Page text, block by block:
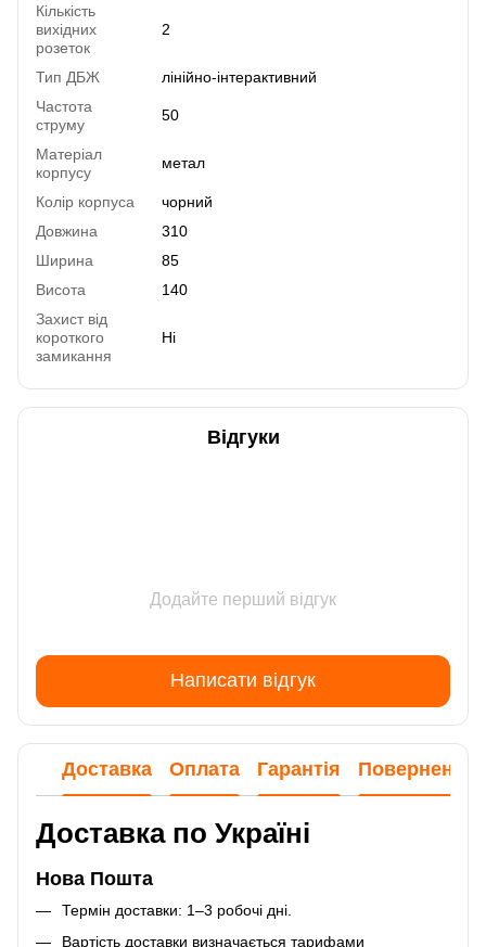
Кількість
вихідних
розеток
2
Тип ДБЖ
лінійно-інтерактивний
Частота
струму
50
Матеріал
корпусу
метал
Колір корпуса
чорний
Довжина
310
Ширина
85
Висота
140
Захист від
короткого
замикання
Ні
Відгуки
Додайте перший відгук
Написати відгук
Доставка Оплата Гарантія Повернення
Доставка по Україні
Нова Пошта
Термін доставки: 1–3 робочі дні.
Вартість доставки визначається тарифами